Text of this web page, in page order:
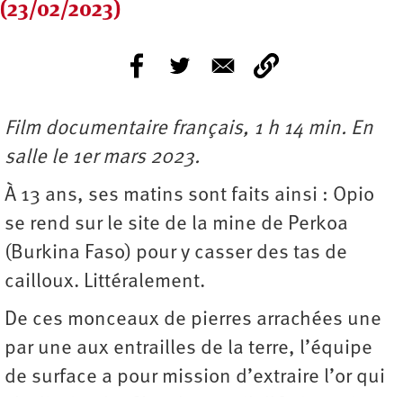
(23/02/2023)
Film documentaire français, 1 h 14 min. En
salle le 1er mars 2023.
À 13 ans, ses matins sont faits ainsi : Opio
se rend sur le site de la mine de Perkoa
(Burkina Faso) pour y casser des tas de
cailloux. Littéralement.
De ces monceaux de pierres arrachées une
par une aux entrailles de la terre, l’équipe
de surface a pour mission d’extraire l’or qui